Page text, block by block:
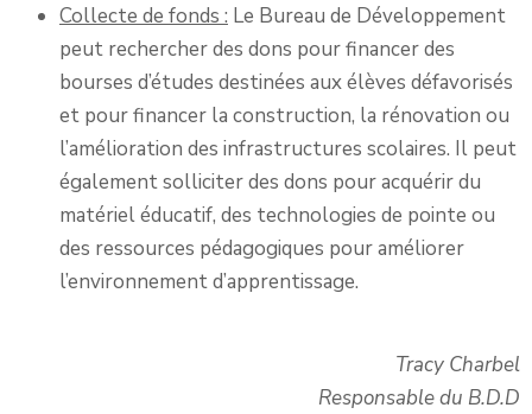
Collecte de fonds : Le Bureau de Développement
peut rechercher des dons pour financer des
bourses d’études destinées aux élèves défavorisés
et pour financer la construction, la rénovation ou
l’amélioration des infrastructures scolaires. Il peut
également solliciter des dons pour acquérir du
matériel éducatif, des technologies de pointe ou
des ressources pédagogiques pour améliorer
l’environnement d’apprentissage.
Tracy Charbel
Responsable du B.D.D